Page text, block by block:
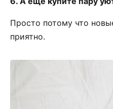
Просто потому что
приятно.